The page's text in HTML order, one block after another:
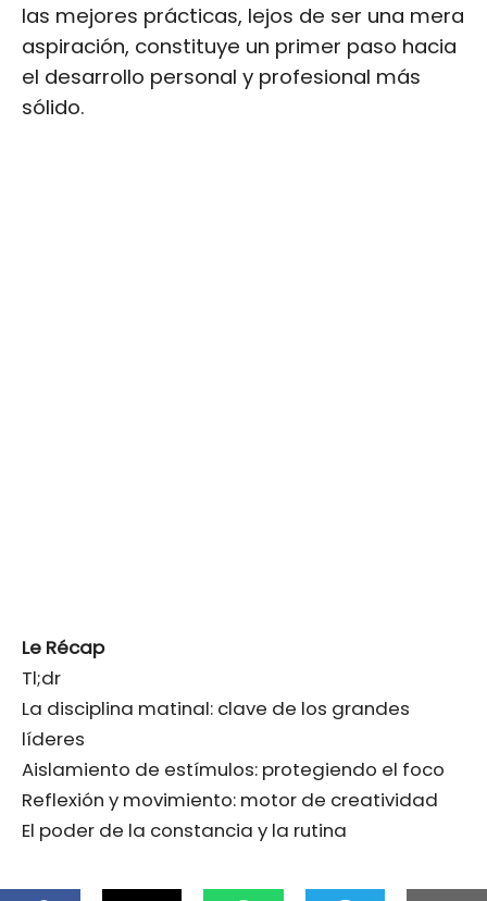
las mejores prácticas, lejos de ser una mera
aspiración, constituye un primer paso hacia
el desarrollo personal y profesional más
sólido.
Le Récap
Tl;dr
La disciplina matinal: clave de los grandes
líderes
Aislamiento de estímulos: protegiendo el foco
Reflexión y movimiento: motor de creatividad
El poder de la constancia y la rutina